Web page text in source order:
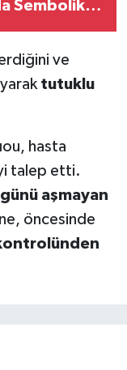
Sembolik
ve
tutuklu
hasta
talep etti.
aşmayan
öncesinde